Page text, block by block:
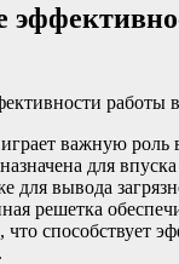
важную роль
для
для вывода
решетка
что способствует